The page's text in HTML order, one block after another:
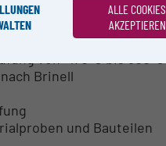
von -170°C bis 300°C
Brinell
und Bauteilen
ALLE COOKIES
AKZEPTIEREN